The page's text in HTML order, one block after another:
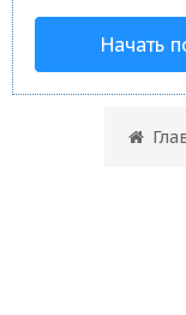
Начать